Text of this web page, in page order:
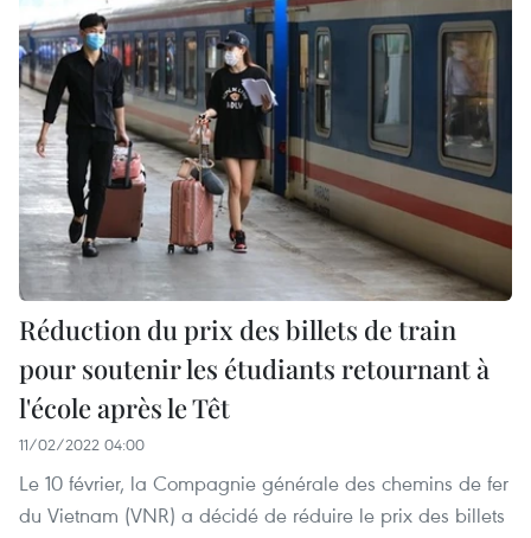
Réduction du prix des billets de train
pour soutenir les étudiants retournant à
l'école après le Têt
11/02/2022 04:00
Le 10 février, la Compagnie générale des chemins de fer
du Vietnam (VNR) a décidé de réduire le prix des billets